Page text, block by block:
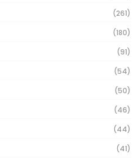
(261)
(180)
(91)
(54)
(50)
(46)
(44)
(41)